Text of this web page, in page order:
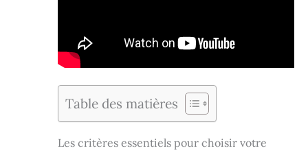
Table des matières
Les critères essentiels pour choisir votre